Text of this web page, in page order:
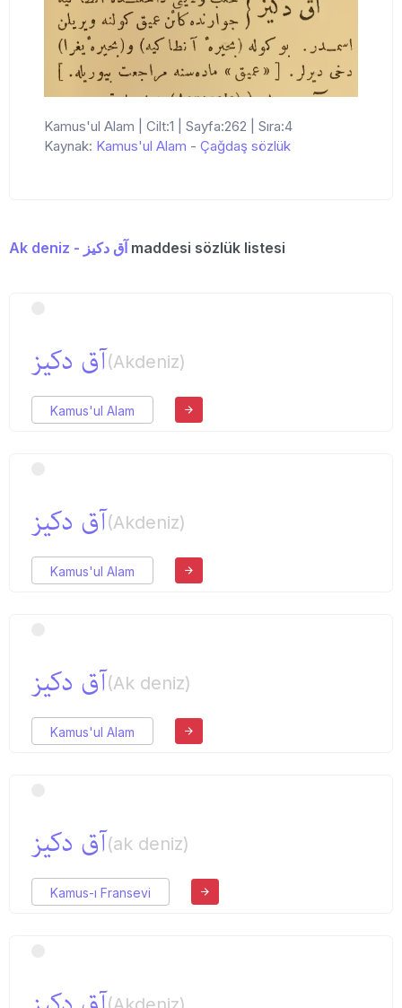
Kamus'ul Alam | Cilt:1 | Sayfa:262 | Sıra:4
Kaynak: Kamus'ul Alam - Çağdaş sözlük
Ak deniz - آق دكیز maddesi sözlük listesi
آق دكیز(Akdeniz)
Kamus'ul Alam
آق دكیز(Akdeniz)
Kamus'ul Alam
آق دكیز(Ak deniz)
Kamus'ul Alam
آق دكیز(ak deniz)
Kamus-ı Fransevi